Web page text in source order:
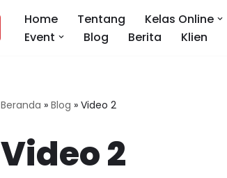
Home Tentang Kelas Online
Event
Blog Berita Klien
Beranda » Blog » Video 2
Video 2